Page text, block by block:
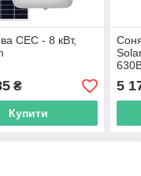
СЕС - 8 кВт,
₴
Купити
5